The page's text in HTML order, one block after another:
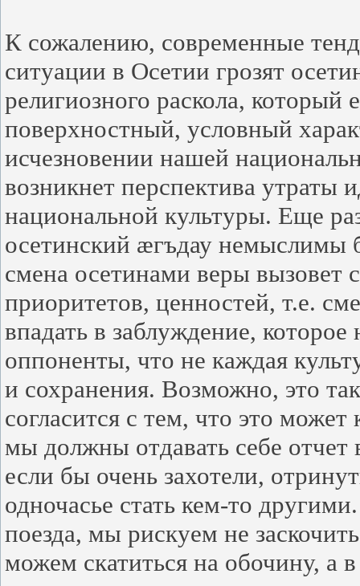
К сожалению, современные
ситуации в Осетии грозят
религиозного раскола,
поверхностный, условный
исчезновении нашей
возникнет перспектива утраты
национальной культуры. Еще
осетинский æгъдау немыслимы
смена осетинами веры вызовет
приоритетов, ценностей, т.е.
впадать в заблуждение,
оппоненты, что не каждая
и сохранения. Возможно, это
согласится с тем, что это
мы должны отдавать себе
если бы очень захотели,
одночасье стать кем-то
поезда, мы рискуем не
можем скатиться на обочину, а